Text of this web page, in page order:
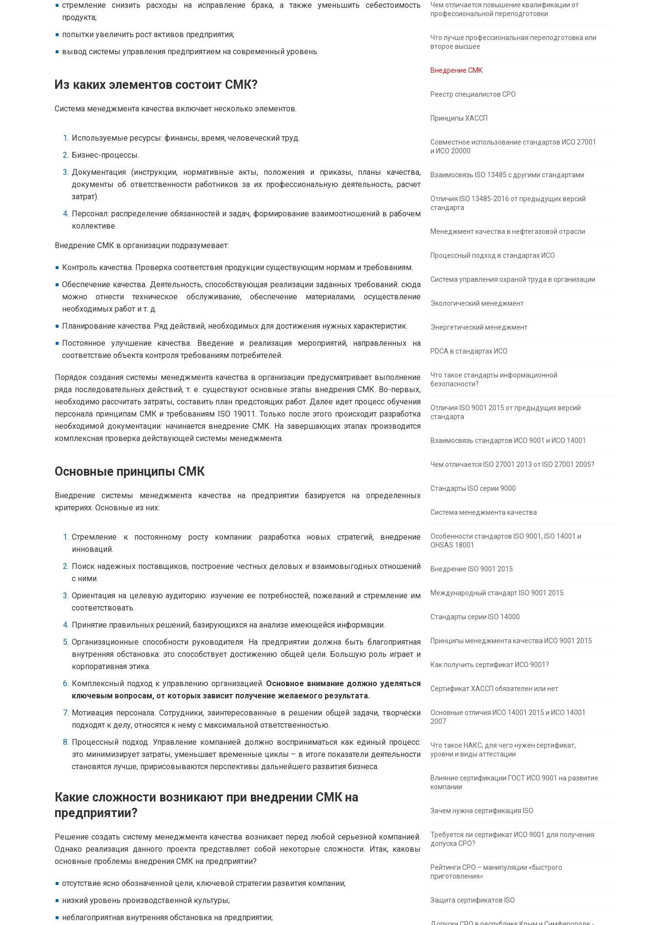
стремление снизить расходы на исправление брака, а также уменьшить себестоимость
продукта;
попытки увеличить рост активов предприятия;
вывод системы управления предприятием на современный уровень.
Из каких элементов состоит СМК?
Система менеджмента качества включает несколько элементов.
Используемые ресурсы: финансы, время, человеческий труд.
Бизнес-процессы.
Документация (инструкции, нормативные акты, положения и приказы, планы качества,
документы об ответственности работников за их профессиональную деятельность, расчет
затрат).
Персонал: распределение обязанностей и задач, формирование взаимоотношений в рабочем
коллективе.
Внедрение СМК в организации подразумевает:
Контроль качества. Проверка соответствия продукции существующим нормам и требованиям.
Обеспечение качества. Деятельность, способствующая реализации заданных требований: сюда
можно отнести техническое обслуживание, обеспечение материалами, осуществление
необходимых работ и т. д.
Планирование качества. Ряд действий, необходимых для достижения нужных характеристик.
Постоянное улучшение качества. Введение и реализация мероприятий, направленных на
соответствие объекта контроля требованиям потребителей.
Порядок создания системы менеджмента качества в организации предусматривает выполнение
ряда последовательных действий, т. е. существуют основные этапы внедрения СМК. Во-первых,
необходимо рассчитать затраты, составить план предстоящих работ. Далее идет процесс обучения
персонала принципам СМК и требованиям ISO 19011. Только после этого происходит разработка
необходимой документации: начинается внедрение СМК. На завершающих этапах производится
комплексная проверка действующей системы менеджмента.
Основные принципы СМК
Внедрение системы менеджмента качества на предприятии базируется на определенных
критериях. Основные из них:
Стремление к постоянному росту компании: разработка новых стратегий, внедрение
инноваций.
Поиск надежных поставщиков, построение честных деловых и взаимовыгодных отношений
с ними.
Ориентация на целевую аудиторию: изучение ее потребностей, пожеланий и стремление им
соответствовать.
Принятие правильных решений, базирующихся на анализе имеющейся информации.
Организационные способности руководителя. На предприятии должна быть благоприятная
внутренняя обстановка: это способствует достижению общей цели. Большую роль играет и
корпоративная этика.
Комплексный подход к управлению организацией. Основное внимание должно уделяться
ключевым вопросам, от которых зависит получение желаемого результата.
Мотивация персонала. Сотрудники, заинтересованные в решении общей задачи, творчески
подходят к делу, относятся к нему с максимальной ответственностью.
Процессный подход. Управление компанией должно восприниматься как единый процесс:
это минимизирует затраты, уменьшает временные циклы – в итоге показатели деятельности
становятся лучше, пририсовываются перспективы дальнейшего развития бизнеса.
Какие сложности возникают при внедрении СМК на
предприятии?
Решение создать систему менеджмента качества возникает перед любой серьезной компанией.
Однако реализация данного проекта представляет собой некоторые сложности. Итак, каковы
основные проблемы внедрения СМК на предприятии?
отсутствие ясно обозначенной цели, ключевой стратегии развития компании;
низкий уровень производственной культуры;
неблагоприятная внутренняя обстановка на предприятии;
Чем отличается повышение квалификации от
профессиональной переподготовки
Что лучше профессиональная переподготовка или
второе высшее
Внедрение СМК
Реестр специалистов СРО
Принципы ХАССП
Совместное использование стандартов ИСО 27001
и ИСО 20000
Взаимосвязь ISO 13485 с другими стандартами
Отличия ISO 13485-2016 от предыдущих версий
стандарта
Менеджмент качества в нефтегазовой отрасли
Процессный подход в стандартах ИСО
Система управления охраной труда в организации
Экологический менеджмент
Энергетический менеджмент
PDCA в стандартах ИСО
Что такое стандарты информационной
безопасности?
Отличия ISO 9001 2015 от предыдущих версий
стандарта
Взаимосвязь стандартов ИСО 9001 и ИСО 14001
Чем отличается ISO 27001 2013 от ISO 27001 2005?
Стандарты ISO серии 9000
Система менеджмента качества
Особенности стандартов ISO 9001, ISO 14001 и
OHSAS 18001
Внедрение ISO 9001 2015
Международный стандарт ISO 9001 2015
Стандарты серии ISO 14000
Принципы менеджмента качества ИСО 9001 2015
Как получить сертификат ИСО 9001?
Сертификат ХАССП обязателен или нет
Основные отличия ИСО 14001 2015 и ИСО 14001
2007
Что такое НАКС, для чего нужен сертификат,
уровни и виды аттестации
Влияние сертификации ГОСТ ИСО 9001 на развитие
компании
Зачем нужна сертификация ISO
Требуется ли сертификат ИСО 9001 для получения
допуска СРО?
Рейтинги СРО – манипуляции «быстрого
приготовления»
Защита сертификатов ISO